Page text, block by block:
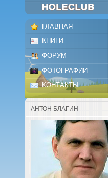
ГЛАВНАЯ
КНИГИ
ФОРУМ
ФОТОГРАФИИ
КОНТАКТЫ
АНТОН БЛАГИН